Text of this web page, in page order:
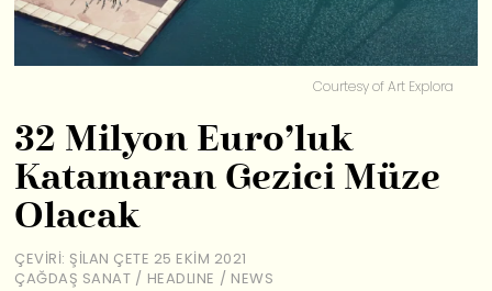
Courtesy of Art Explora
32 Milyon Euro’luk
Katamaran Gezici Müze
Olacak
ÇEVIRI: ŞILAN ÇETE 25 EKIM 2021
ÇAĞDAŞ SANAT / HEADLINE / NEWS